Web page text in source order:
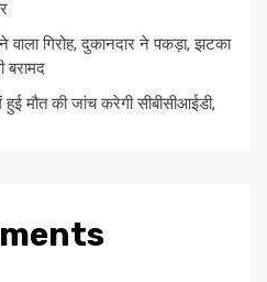
गिरोह, दुकानदार ने पकड़ा, झटका
हुई मौत की जांच करेगी सीबीसीआईडी,